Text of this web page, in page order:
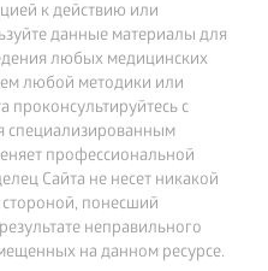
к действию или
данные материалы для
любых медицинских
любой методики или
с
специализированным
профессиональной
Сайта не несет никакой
стороной, понесший
неправильного
на данном ресурсе.